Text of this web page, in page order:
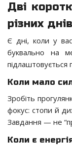
Дві
різних днів
Є дні, коли у
буквально на
підлаштовується
Коли мало
Зробіть
фокус: стопи й
Завдання — не
Коли є